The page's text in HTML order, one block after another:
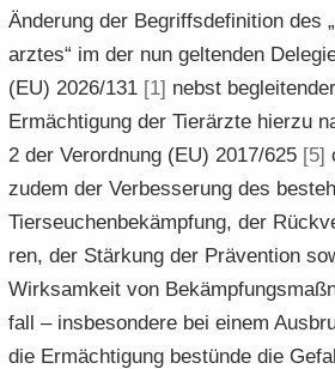
Än­de­rung der Be­griffs­de­fi­ni­ti­on des
arz­tes“ im der nun gel­ten­den
(EU) 2026/131 [1] nebst
Er­mäch­ti­gung der Tier­ärz­te hier­zu
2 der Ver­ord­nung (EU) 2017/625 [5]
zudem der Ver­bes­se­rung des
Tier­seu­chen­be­kämp­fung, der
ren, der Stär­kung der Prä­ven­ti­on
Wirk­sam­keit von
fall – ins­be­son­de­re bei einem
die Er­mäch­ti­gung be­stün­de die